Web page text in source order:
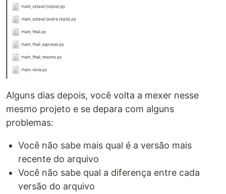
Alguns dias depois, você volta a mexer nesse
mesmo projeto e se depara com alguns
problemas:
Você não sabe mais qual é a versão mais
recente do arquivo
Você não sabe qual a diferença entre cada
versão do arquivo